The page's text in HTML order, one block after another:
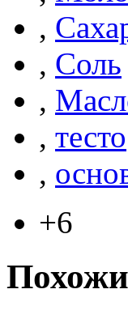
,
, Соль
,
, тесто
,
+6